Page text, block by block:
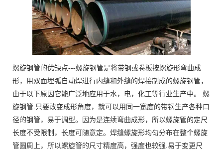
螺旋钢管的优缺点---螺旋钢管是将带钢或卷板按螺旋形弯曲成
形，用双面埋弧自动焊进行内缝和外缝的焊接制成的螺旋钢管，
由于以下原因它能广泛地应用于水，电，化工等行业生产中。 螺
旋钢管.只要改变成形角度，就可以用同一宽度的带钢生产各种口
径的钢管，易于调型。因为是连续弯曲成形，所以螺旋管的定尺
长度不受限制，长度可随意定。焊缝螺旋形均匀分布在整个螺旋
管圆周上，所以螺旋管的尺寸精度高，强度也较强.易于变更尺